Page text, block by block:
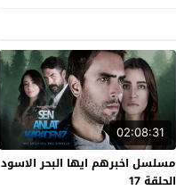
02:08:31
مسلسل اخبرهم ايها البحر الاسود
الحلقة 17